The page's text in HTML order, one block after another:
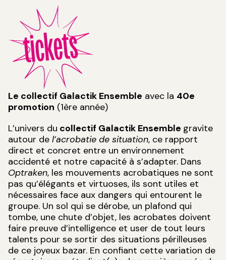
Le collectif Galactik Ensemble avec la 40e
promotion (1ère année)
L’univers du collectif Galactik Ensemble gravite
autour de l’acrobatie de situation, ce rapport
direct et concret entre un environnement
accidenté et notre capacité à s’adapter. Dans
Optraken, les mouvements acrobatiques ne sont
pas qu’élégants et virtuoses, ils sont utiles et
nécessaires face aux dangers qui entourent le
groupe. Un sol qui se dérobe, un plafond qui
tombe, une chute d’objet, les acrobates doivent
faire preuve d’intelligence et user de tout leurs
talents pour se sortir des situations périlleuses
de ce joyeux bazar. En confiant cette variation de